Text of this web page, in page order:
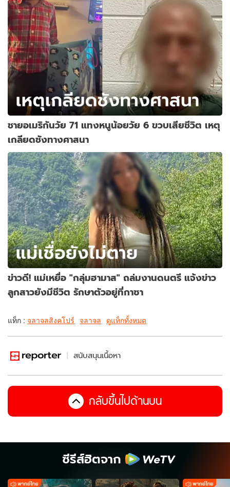
ชายอเมริกันวัย 71 แทงหนูน้อยวัย 6 ขวบเสียชีวิต เหตุ
เกลียดชังทางศาสนา
ข่าวดี! แม่เหยื่อ "กลุ่มฮามาส" ถล่มงานดนตรี แจ้งข่าว
ลูกสาวยังมีชีวิต รักษาตัวอยู่ที่กาซา
แท็ก : จลาจลสิงคโปร์ จลาจล ดูแท็กทั้งหมด
สนับสนุนเนื้อหา
กลับขึ้นไปด้านบน
ซีรีส์ฮิตจาก